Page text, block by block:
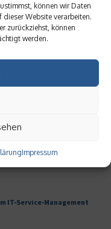
können wir Daten
Website verarbeiten.
zurückziehst, können
werden.
Impressum
haben GEO-
IT-Service-Management